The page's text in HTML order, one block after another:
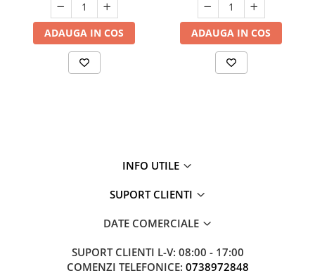
ADAUGA IN COS ADAUGA IN COS
INFO UTILE
SUPORT CLIENTI
DATE COMERCIALE
SUPORT CLIENTI L-V: 08:00 - 17:00
COMENZI TELEFONICE: 0738972848